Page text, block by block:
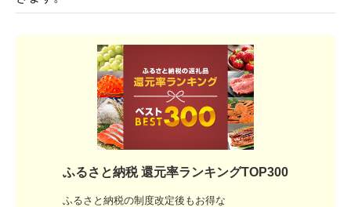
ふるさと納税 還元率ランキングTOP300
ふるさと納税の制度改定後もお得な